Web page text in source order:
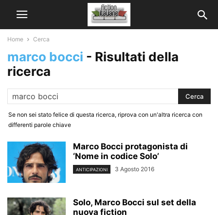
Home Cerca
marco bocci - Risultati della
ricerca
Se non sei stato felice di questa ricerca, riprova con un'altra ricerca con
differenti parole chiave
Marco Bocci protagonista di
‘Nome in codice Solo’
ANTICIPAZIONI 3 Agosto 2016
Solo, Marco Bocci sul set della
nuova fiction